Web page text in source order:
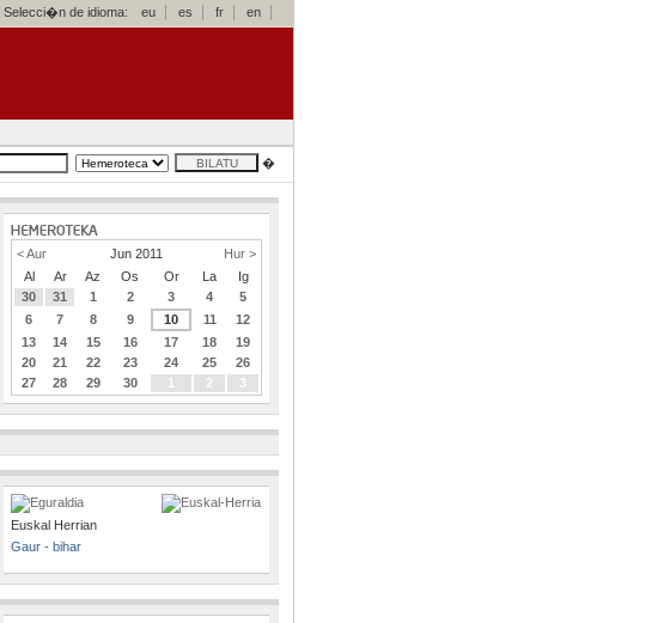
Selecci�n de idioma: eu es fr en
�
< Aur Jun 2011
Hur >
Al
Ar Az Os Or La
Ig
30
31 1 2 3 4
5
6
7 8 9 10 11
12
13
14 15 16 17 18
19
20
21 22 23 24 25
26
27
28 29 30 1 2 3
Euskal Herrian
Gaur - bihar